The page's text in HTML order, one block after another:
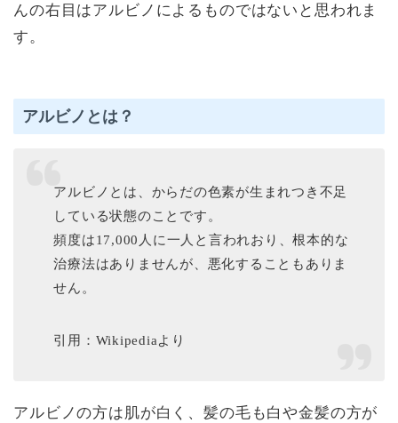
んの右目はアルビノによるものではないと思われま
す。
アルビノとは？
アルビノとは、からだの色素が生まれつき不足
している状態のことです。
頻度は17,000人に一人と言われおり、根本的な
治療法はありませんが、悪化することもありま
せん。
引用：Wikipediaより
アルビノの方は肌が白く、髪の毛も白や金髪の方が